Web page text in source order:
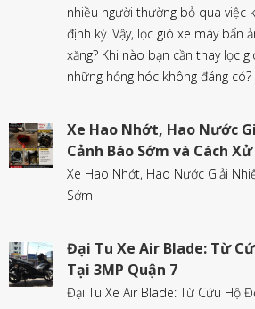
nhiều người thường bỏ qua việc
định kỳ. Vậy, lọc gió xe máy bẩn
xăng? Khi nào bạn cần thay lọc
những hỏng hóc không đáng có?
Xe Hao Nhớt, Hao Nước
Cảnh Báo Sớm và Cách
Xe Hao Nhớt, Hao Nước Giải
Sớm
Đại Tu Xe Air Blade: Từ
Tại 3MP Quận 7
Đại Tu Xe Air Blade: Từ Cứu Hộ